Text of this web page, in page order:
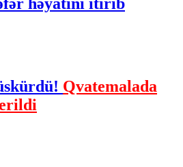
həyatını itirib
Qvatemalada